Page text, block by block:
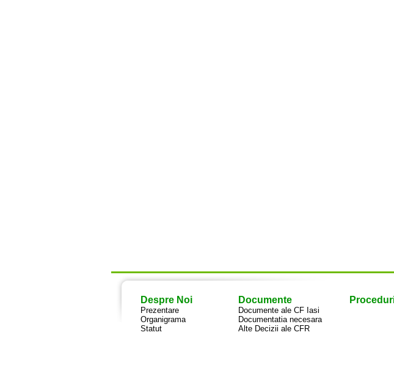
Despre Noi
Prezentare
Organigrama
Statut
Documente
Documente ale CF Iasi
Documentatia necesara
Alte Decizii ale CFR